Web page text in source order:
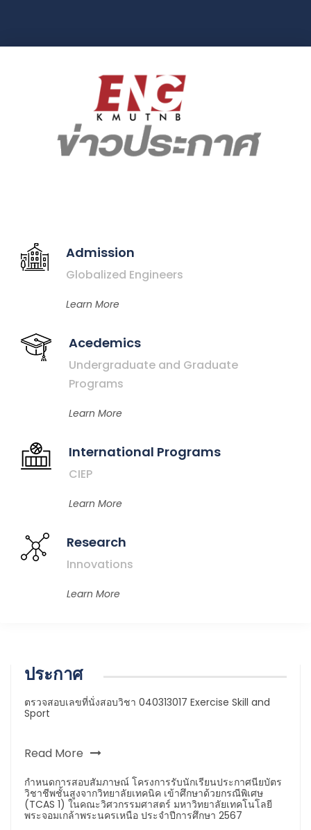
Admission
Globalized Engineers
Learn More
Acedemics
Undergraduate and Graduate
Programs
Learn More
International Programs
CIEP
Learn More
Research
Innovations
Learn More
ประกาศ
ตรวจสอบเลขที่นั่งสอบวิชา 040313017 Exercise Skill and
Sport
Read More
กำหนดการสอบสัมภาษณ์ โครงการรับนักเรียนประกาศนียบัตร
วิชาชีพชั้นสูงจากวิทยาลัยเทคนิค เข้าศึกษาด้วยกรณีพิเศษ
(TCAS 1) ในคณะวิศวกรรมศาสตร์ มหาวิทยาลัยเทคโนโลยี
พระจอมเกล้าพระนครเหนือ ประจำปีการศึกษา 2567